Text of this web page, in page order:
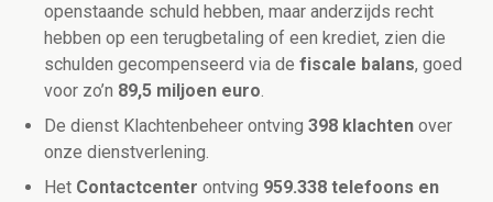
openstaande schuld hebben, maar anderzijds recht
hebben op een terugbetaling of een krediet, zien die
schulden gecompenseerd via de fiscale balans, goed
voor zo’n 89,5 miljoen euro.
De dienst Klachtenbeheer ontving 398 klachten over
onze dienstverlening.
Het Contactcenter ontving 959.338 telefoons en